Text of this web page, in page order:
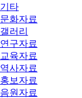
기타
문화자료
갤러리
연구자료
교육자료
역사자료
홍보자료
음원자료